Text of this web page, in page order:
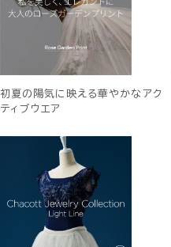
初夏の陽気に映える華やかなアク
ティブウエア